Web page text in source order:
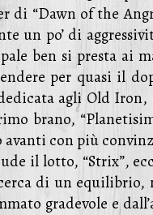
di “Dawn of the
un po’ di
ben si presta ai
per quasi il
agli Old
brano,
con più
il lotto, “Strix”,
di un equilibrio,
gradevole e